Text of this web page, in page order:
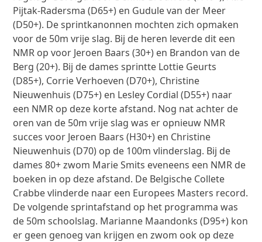
Pijtak-Radersma (D65+) en Gudule van der Meer
(D50+). De sprintkanonnen mochten zich opmaken
voor de 50m vrije slag. Bij de heren leverde dit een
NMR op voor Jeroen Baars (30+) en Brandon van de
Berg (20+). Bij de dames sprintte Lottie Geurts
(D85+), Corrie Verhoeven (D70+), Christine
Nieuwenhuis (D75+) en Lesley Cordial (D55+) naar
een NMR op deze korte afstand. Nog nat achter de
oren van de 50m vrije slag was er opnieuw NMR
succes voor Jeroen Baars (H30+) en Christine
Nieuwenhuis (D70) op de 100m vlinderslag. Bij de
dames 80+ zwom Marie Smits eveneens een NMR de
boeken in op deze afstand. De Belgische Collete
Crabbe vlinderde naar een Europees Masters record.
De volgende sprintafstand op het programma was
de 50m schoolslag. Marianne Maandonks (D95+) kon
er geen genoeg van krijgen en zwom ook op deze